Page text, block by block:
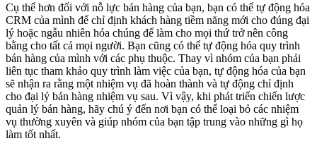
Cụ thể hơn đối với nỗ lực bán hàng của bạn, bạn có thể tự động hóa
CRM của mình để chỉ định khách hàng tiềm năng mới cho đúng đại
lý hoặc ngẫu nhiên hóa chúng để làm cho mọi thứ trở nên công
bằng cho tất cả mọi người. Bạn cũng có thể tự động hóa quy trình
bán hàng của mình với các phụ thuộc. Thay vì nhóm của bạn phải
liên tục tham khảo quy trình làm việc của bạn, tự động hóa của bạn
sẽ nhận ra rằng một nhiệm vụ đã hoàn thành và tự động chỉ định
cho đại lý bán hàng nhiệm vụ sau. Vì vậy, khi phát triển chiến lược
quản lý bán hàng, hãy chú ý đến nơi bạn có thể loại bỏ các nhiệm
vụ thường xuyên và giúp nhóm của bạn tập trung vào những gì họ
làm tốt nhất.